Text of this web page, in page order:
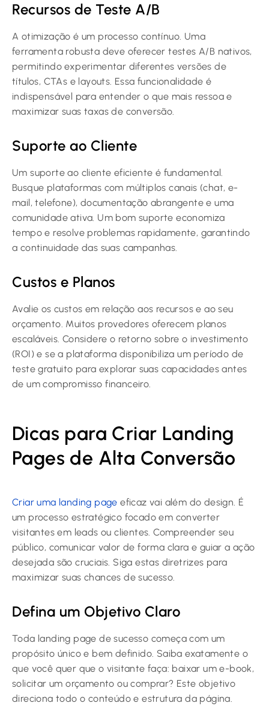
Recursos de Teste A/B
A otimização é um processo contínuo. Uma
ferramenta robusta deve oferecer testes A/B nativos,
permitindo experimentar diferentes versões de
títulos, CTAs e layouts. Essa funcionalidade é
indispensável para entender o que mais ressoa e
maximizar suas taxas de conversão.
Suporte ao Cliente
Um suporte ao cliente eficiente é fundamental.
Busque plataformas com múltiplos canais (chat, e-
mail, telefone), documentação abrangente e uma
comunidade ativa. Um bom suporte economiza
tempo e resolve problemas rapidamente, garantindo
a continuidade das suas campanhas.
Custos e Planos
Avalie os custos em relação aos recursos e ao seu
orçamento. Muitos provedores oferecem planos
escaláveis. Considere o retorno sobre o investimento
(ROI) e se a plataforma disponibiliza um período de
teste gratuito para explorar suas capacidades antes
de um compromisso financeiro.
Dicas para Criar Landing
Pages de Alta Conversão
Criar uma landing page eficaz vai além do design. É
um processo estratégico focado em converter
visitantes em leads ou clientes. Compreender seu
público, comunicar valor de forma clara e guiar a ação
desejada são cruciais. Siga estas diretrizes para
maximizar suas chances de sucesso.
Defina um Objetivo Claro
Toda landing page de sucesso começa com um
propósito único e bem definido. Saiba exatamente o
que você quer que o visitante faça: baixar um e-book,
solicitar um orçamento ou comprar? Este objetivo
direciona todo o conteúdo e estrutura da página.